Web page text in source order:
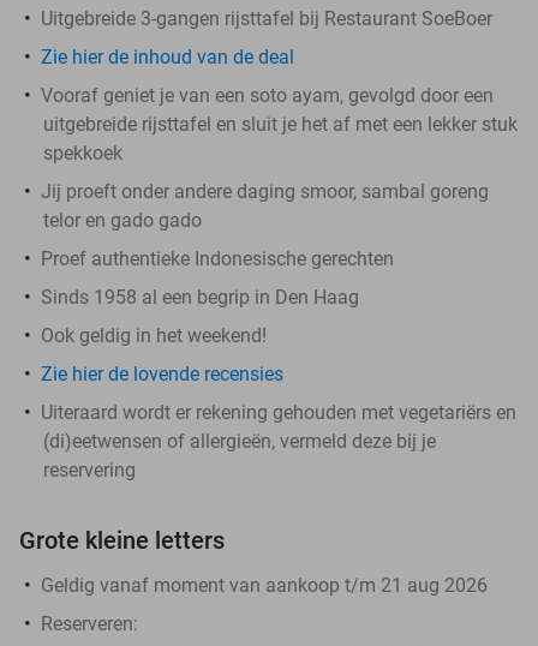
Uitgebreide 3-gangen rijsttafel bij Restaurant SoeBoer
Zie hier de inhoud van de deal
Vooraf geniet je van een soto ayam, gevolgd door een
uitgebreide rijsttafel en sluit je het af met een lekker stuk
spekkoek
Jij proeft onder andere daging smoor, sambal goreng
telor en gado gado
Proef authentieke Indonesische gerechten
Sinds 1958 al een begrip in Den Haag
Ook geldig in het weekend!
Zie hier de lovende recensies
Uiteraard wordt er rekening gehouden met vegetariërs en
(di)eetwensen of allergieën, vermeld deze bij je
reservering
Grote kleine letters
Geldig vanaf moment van aankoop t/m 21 aug 2026
Reserveren: